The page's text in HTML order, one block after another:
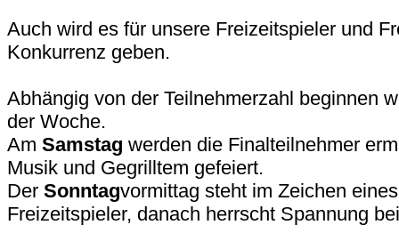
Auch wird es für unsere Freizeitspieler und
Konkurrenz geben.
Abhängig von der Teilnehmerzahl beginnen
der Woche.
Am Samstag werden die Finalteilnehmer
Musik und Gegrilltem gefeiert.
Der Sonntagvormittag steht im Zeichen
Freizeitspieler, danach herrscht Spannung